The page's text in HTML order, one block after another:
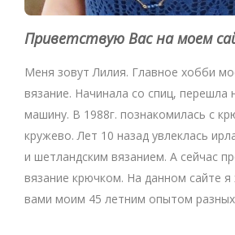
Приветствую Вас на моем
Меня зовут Лилия. Главное хобби
вязание. Начинала со спиц, перешла
машину. В 1988г. познакомилась с
кружево. Лет 10 назад увлеклась
и шетландским вязанием. А сейчас
вязание крючком. На данном сайте я
вами моим 45 летним опытом разных